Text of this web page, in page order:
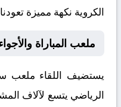
الكروية نكهة مميزة
ملعب المباراة
يستضيف اللقاء ملعب
الرياضي يتسع لآلاف